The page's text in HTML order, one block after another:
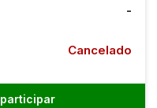
-
Cancelado